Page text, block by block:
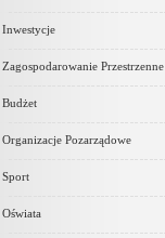
Inwestycje
Zagospodarowanie Przestrzenne
Budżet
Organizacje Pozarządowe
Sport
Oświata